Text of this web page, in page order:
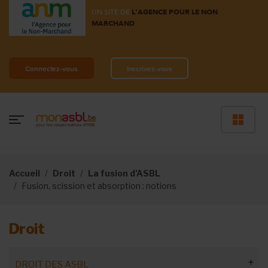
UN SITE DE L'AGENCE POUR LE NON
MARCHAND
Connectez-vous Inscrivez-vous
Accueil Droit
La fusion d’ASBL
Fusion, scission et absorption : notions
Droit
DROIT DES ASBL